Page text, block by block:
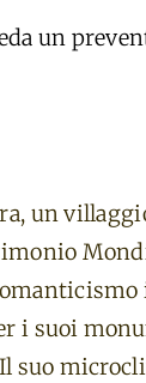
un
un
i suoi
suo